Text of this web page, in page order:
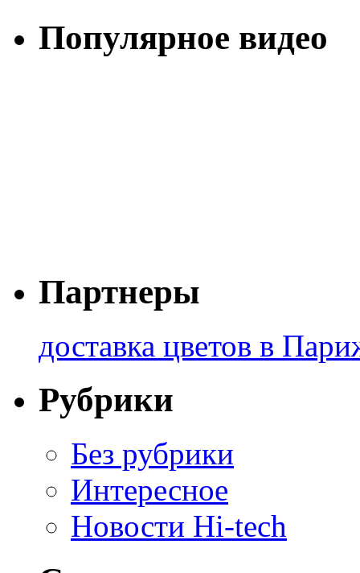
Популярное видео
Партнеры
доставка цветов в
Рубрики
Без рубрики
Интересное
Новости Hi-tech